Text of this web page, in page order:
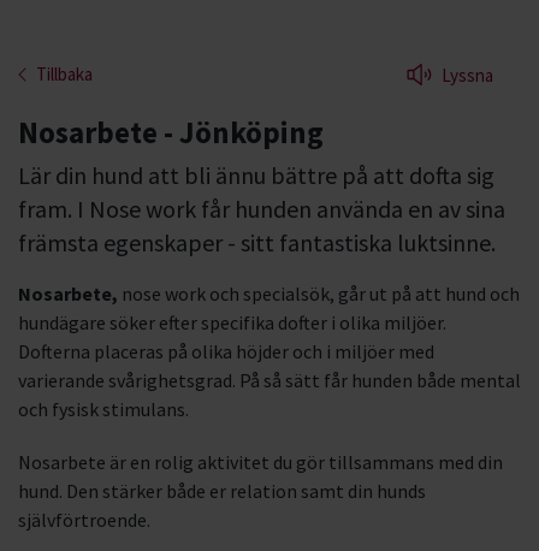
Tillbaka Lyssna
Nosarbete - Jönköping
Lär din hund att bli ännu bättre på att dofta sig
fram. I Nose work får hunden använda en av sina
främsta egenskaper - sitt fantastiska luktsinne.
Nosarbete, nose work och specialsök, går ut på att hund och
hundägare söker efter specifika dofter i olika miljöer.
Dofterna placeras på olika höjder och i miljöer med
varierande svårighetsgrad. På så sätt får hunden både mental
och fysisk stimulans.
Nosarbete är en rolig aktivitet du gör tillsammans med din
hund. Den stärker både er relation samt din hunds
självförtroende.